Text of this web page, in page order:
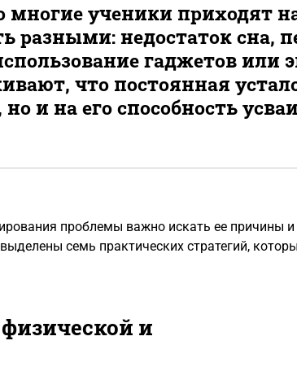
многие ученики приходят
недостаток сна,
гаджетов
что постоянная
и на его способность
проблемы важно искать ее причины
семь практических стратегий,
и